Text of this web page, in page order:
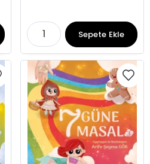
Sepete Ekle